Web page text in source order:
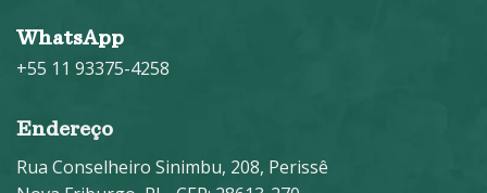
WhatsApp
+55 11 93375-4258
Endereço
Rua Conselheiro Sinimbu, 208, Perissê